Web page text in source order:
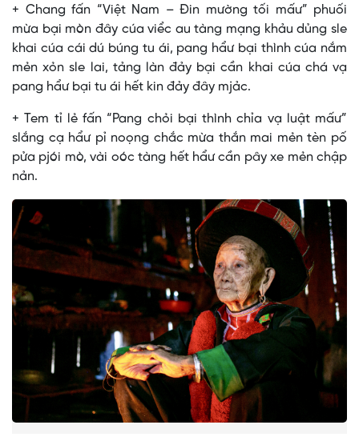
+ Chang fấn “Việt Nam – Đin mường tối mấư” phuối
mừa bại mòn đây cúa viểc au tàng mạng khảu dủng sle
khai cúa cái dú búng tu ái, pang hẩư bại thình cúa nắm
mẻn xỏn sle lai, tảng làn đảy bại cần khai cúa chá vạ
pang hẩư bại tu ái hết kin đảy đây mjảc.
+ Tem tỉ lẻ fấn “Pang chỏi bại thình chỉa vạ luật mấư”
slắng cạ hẩư pỉ noọng chắc mừa thắn mai mẻn tèn pố
pửa pjói mò, vài oóc tàng hết hẩư cần pây xe mẻn chập
nản.